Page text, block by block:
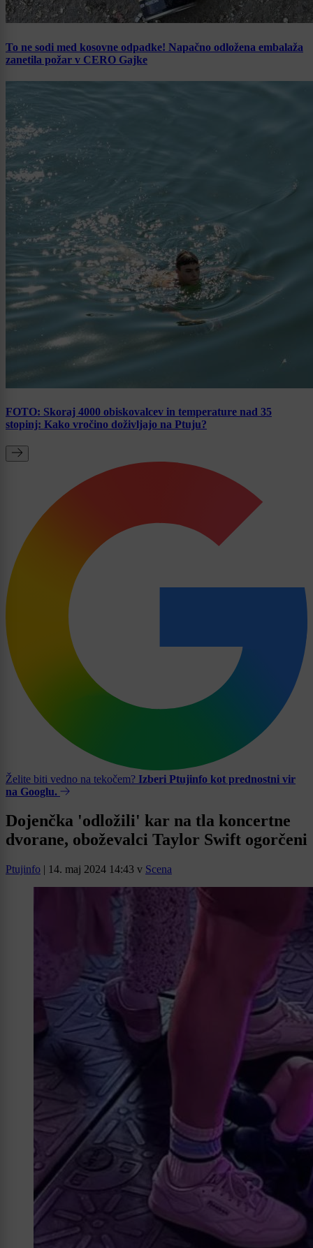
To ne sodi med kosovne odpadke! Napačno odložena embalaža
zanetila požar v CERO Gajke
FOTO: Skoraj 4000 obiskovalcev in temperature nad 35
stopinj: Kako vročino doživljajo na Ptuju?
Želite biti vedno na tekočem? Izberi Ptujinfo kot prednostni vir
na Googlu.
Dojenčka 'odložili' kar na tla koncertne
dvorane, oboževalci Taylor Swift ogorčeni
Ptujinfo | 14. maj 2024 14:43 v Scena